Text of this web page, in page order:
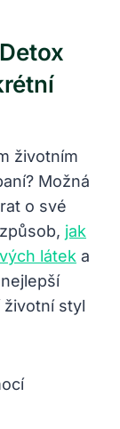
životním
Možná
o své
jak
látek a
styl